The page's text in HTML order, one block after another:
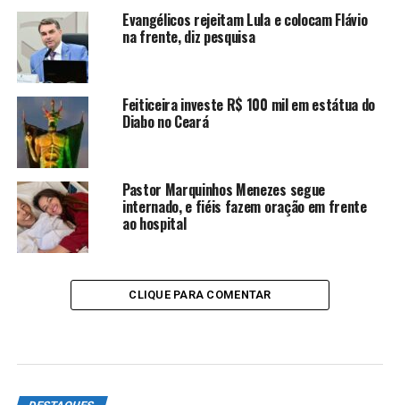
Evangélicos rejeitam Lula e colocam Flávio
na frente, diz pesquisa
Feiticeira investe R$ 100 mil em estátua do
Diabo no Ceará
Pastor Marquinhos Menezes segue
internado, e fiéis fazem oração em frente
ao hospital
CLIQUE PARA COMENTAR